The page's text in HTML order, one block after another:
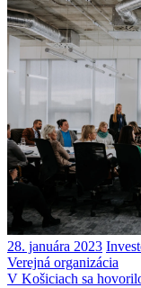
28. januára 2023
Verejná organizácia
V Košiciach sa